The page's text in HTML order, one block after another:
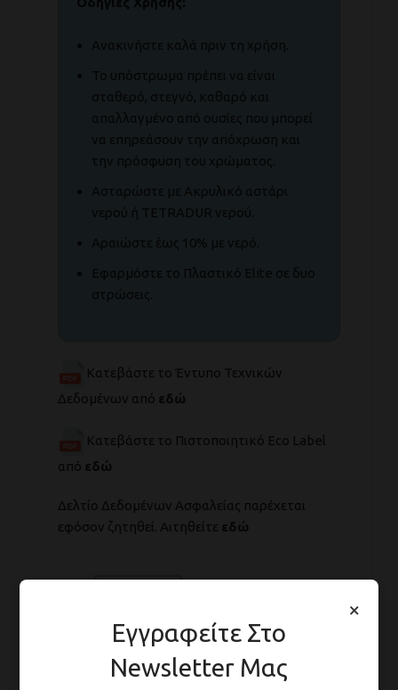
Κατεβάστε το Έντυπο Τεχνικών
Δεδομένων από εδώ
Κατεβάστε το Πιστοποιητικό Eco Label
από εδώ
Δελτίο Δεδομένων Ασφαλείας παρέχεται
εφόσον ζητηθεί. Αιτηθείτε εδώ
×
Εγγραφείτε Στο
Newsletter Μας